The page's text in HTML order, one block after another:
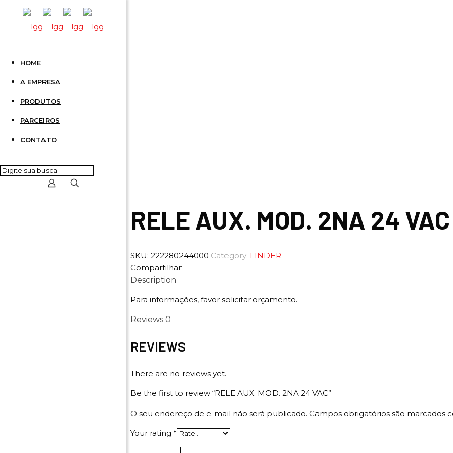
HOME
A EMPRESA
PRODUTOS
PARCEIROS
CONTATO
RELE AUX. MOD. 2NA 24 VAC
SKU: 222280244000 Category: FINDER
Compartilhar
Description
Para informações, favor solicitar orçamento.
Reviews 0
REVIEWS
There are no reviews yet.
Be the first to review “RELE AUX. MOD. 2NA 24 VAC”
O seu endereço de e-mail não será publicado. Campos obrigatórios são marcados
Your rating *